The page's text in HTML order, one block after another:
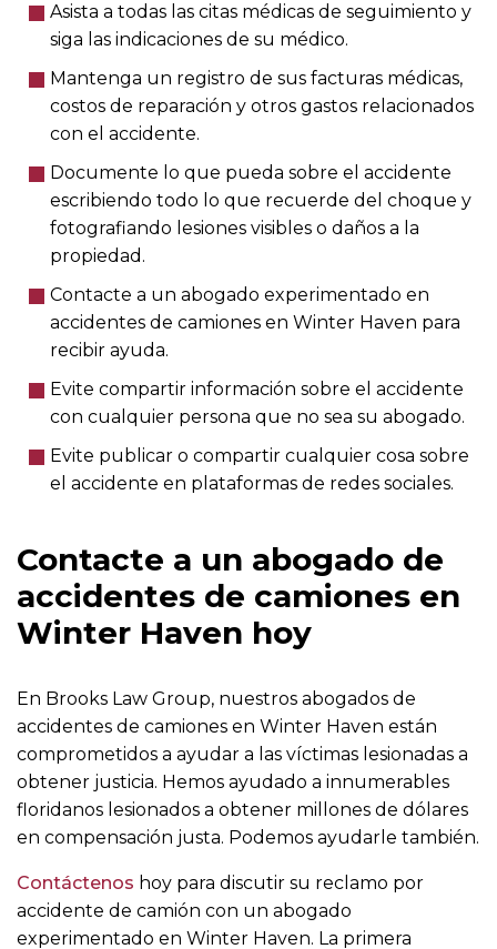
Asista a todas las citas médicas de seguimiento y
siga las indicaciones de su médico.
Mantenga un registro de sus facturas médicas,
costos de reparación y otros gastos relacionados
con el accidente.
Documente lo que pueda sobre el accidente
escribiendo todo lo que recuerde del choque y
fotografiando lesiones visibles o daños a la
propiedad.
Contacte a un abogado experimentado en
accidentes de camiones en Winter Haven para
recibir ayuda.
Evite compartir información sobre el accidente
con cualquier persona que no sea su abogado.
Evite publicar o compartir cualquier cosa sobre
el accidente en plataformas de redes sociales.
Contacte a un abogado de
accidentes de camiones en
Winter Haven hoy
En Brooks Law Group, nuestros abogados de
accidentes de camiones en Winter Haven están
comprometidos a ayudar a las víctimas lesionadas a
obtener justicia. Hemos ayudado a innumerables
floridanos lesionados a obtener millones de dólares
en compensación justa. Podemos ayudarle también.
Contáctenos hoy para discutir su reclamo por
accidente de camión con un abogado
experimentado en Winter Haven. La primera